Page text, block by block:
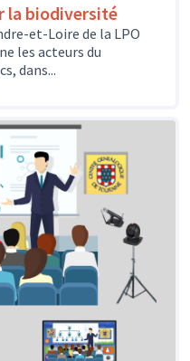
la biodiversité
et-Loire de la LPO
les acteurs du
dans...